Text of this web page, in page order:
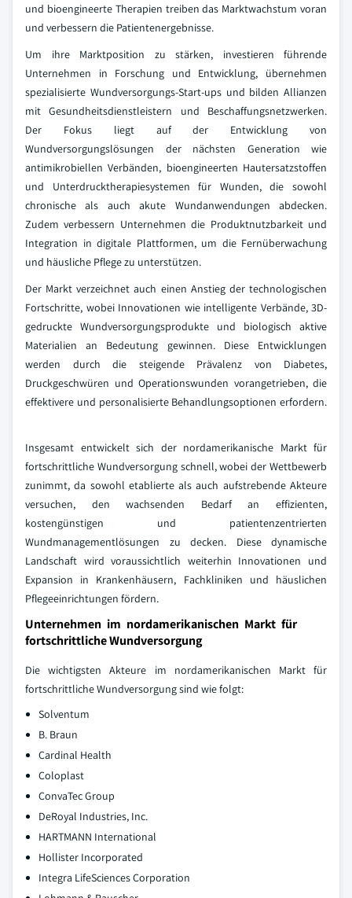
und bioengineerte Therapien treiben das Marktwachstum voran
und verbessern die Patientenergebnisse.
Um ihre Marktposition zu stärken, investieren führende
Unternehmen in Forschung und Entwicklung, übernehmen
spezialisierte Wundversorgungs-Start-ups und bilden Allianzen
mit Gesundheitsdienstleistern und Beschaffungsnetzwerken.
Der Fokus liegt auf der Entwicklung von
Wundversorgungslösungen der nächsten Generation wie
antimikrobiellen Verbänden, bioengineerten Hautersatzstoffen
und Unterdrucktherapiesystemen für Wunden, die sowohl
chronische als auch akute Wundanwendungen abdecken.
Zudem verbessern Unternehmen die Produktnutzbarkeit und
Integration in digitale Plattformen, um die Fernüberwachung
und häusliche Pflege zu unterstützen.
Der Markt verzeichnet auch einen Anstieg der technologischen
Fortschritte, wobei Innovationen wie intelligente Verbände, 3D-
gedruckte Wundversorgungsprodukte und biologisch aktive
Materialien an Bedeutung gewinnen. Diese Entwicklungen
werden durch die steigende Prävalenz von Diabetes,
Druckgeschwüren und Operationswunden vorangetrieben, die
effektivere und personalisierte Behandlungsoptionen erfordern.
Insgesamt entwickelt sich der nordamerikanische Markt für
fortschrittliche Wundversorgung schnell, wobei der Wettbewerb
zunimmt, da sowohl etablierte als auch aufstrebende Akteure
versuchen, den wachsenden Bedarf an effizienten,
kostengünstigen und patientenzentrierten
Wundmanagementlösungen zu decken. Diese dynamische
Landschaft wird voraussichtlich weiterhin Innovationen und
Expansion in Krankenhäusern, Fachkliniken und häuslichen
Pflegeeinrichtungen fördern.
Unternehmen im nordamerikanischen Markt für
fortschrittliche Wundversorgung
Die wichtigsten Akteure im nordamerikanischen Markt für
fortschrittliche Wundversorgung sind wie folgt:
Solventum
B. Braun
Cardinal Health
Coloplast
ConvaTec Group
DeRoyal Industries, Inc.
HARTMANN International
Hollister Incorporated
Integra LifeSciences Corporation